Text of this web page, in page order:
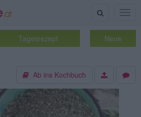
Suche
Tagesrezept Neue
Ab ins Kochbuch